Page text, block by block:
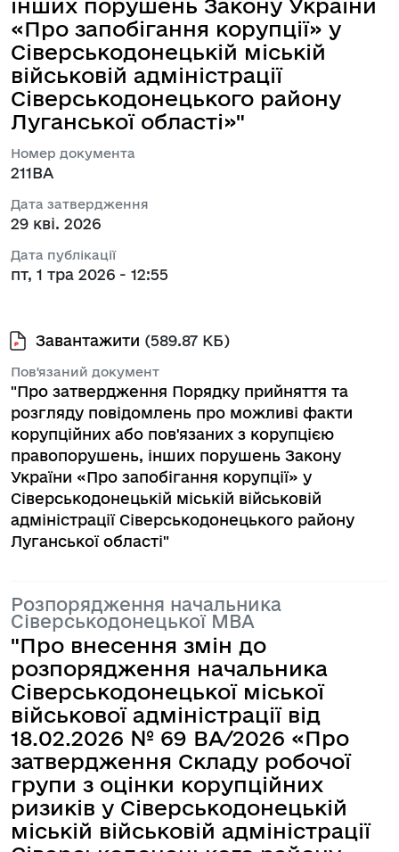
інших порушень Закону України
«Про запобігання корупції» у
Сіверськодонецькій міській
військовій адміністрації
Сіверськодонецького району
Луганської області»"
Номер документа
211ВА
Дата затвердження
29 кві. 2026
Дата публікації
пт, 1 тра 2026 - 12:55
Завантажити (589.87 КБ)
Пов'язаний документ
"Про затвердження Порядку прийняття та
розгляду повідомлень про можливі факти
корупційних або пов'язаних з корупцією
правопорушень, інших порушень Закону
України «Про запобігання корупції» у
Сіверськодонецькій міській військовій
адміністрації Сіверськодонецького району
Луганської області"
Розпорядження начальника
Сіверськодонецької МВА
"Про внесення змін до
розпорядження начальника
Сіверськодонецької міської
військової адміністрації від
18.02.2026 № 69 BA/2026 «Про
затвердження Складу робочої
групи з оцінки корупційних
ризиків у Сіверськодонецькій
міській військовій адміністрації